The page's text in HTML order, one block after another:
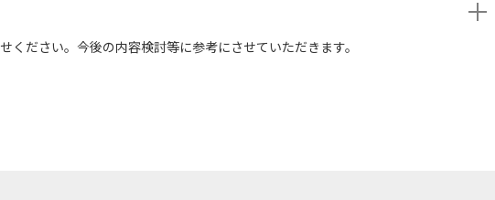
ください。今後の内容検討等に参考にさせていただきます。